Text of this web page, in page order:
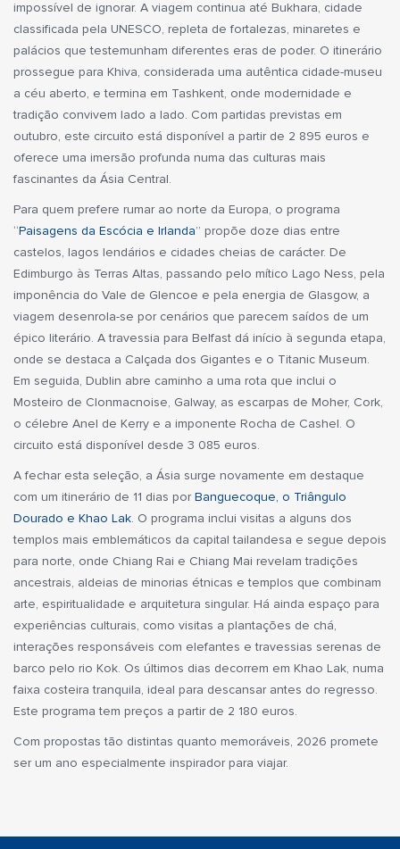
impossível de ignorar. A viagem continua até Bukhara, cidade
classificada pela UNESCO, repleta de fortalezas, minaretes e
palácios que testemunham diferentes eras de poder. O itinerário
prossegue para Khiva, considerada uma autêntica cidade-museu
a céu aberto, e termina em Tashkent, onde modernidade e
tradição convivem lado a lado. Com partidas previstas em
outubro, este circuito está disponível a partir de 2 895 euros e
oferece uma imersão profunda numa das culturas mais
fascinantes da Ásia Central.
Para quem prefere rumar ao norte da Europa, o programa
“Paisagens da Escócia e Irlanda” propõe doze dias entre
castelos, lagos lendários e cidades cheias de carácter. De
Edimburgo às Terras Altas, passando pelo mítico Lago Ness, pela
imponência do Vale de Glencoe e pela energia de Glasgow, a
viagem desenrola-se por cenários que parecem saídos de um
épico literário. A travessia para Belfast dá início à segunda etapa,
onde se destaca a Calçada dos Gigantes e o Titanic Museum.
Em seguida, Dublin abre caminho a uma rota que inclui o
Mosteiro de Clonmacnoise, Galway, as escarpas de Moher, Cork,
o célebre Anel de Kerry e a imponente Rocha de Cashel. O
circuito está disponível desde 3 085 euros.
A fechar esta seleção, a Ásia surge novamente em destaque
com um itinerário de 11 dias porBanguecoque, o Triângulo
Dourado e Khao Lak. O programa inclui visitas a alguns dos
templos mais emblemáticos da capital tailandesa e segue depois
para norte, onde Chiang Rai e Chiang Mai revelam tradições
ancestrais, aldeias de minorias étnicas e templos que combinam
arte, espiritualidade e arquitetura singular. Há ainda espaço para
experiências culturais, como visitas a plantações de chá,
interações responsáveis com elefantes e travessias serenas de
barco pelo rio Kok. Os últimos dias decorrem em Khao Lak, numa
faixa costeira tranquila, ideal para descansar antes do regresso.
Este programa tem preços a partir de 2 180 euros.
Com propostas tão distintas quanto memoráveis, 2026 promete
ser um ano especialmente inspirador para viajar.